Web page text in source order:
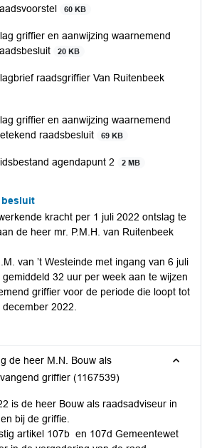
60 KB
griffier en aanwijzing waarnemend
20 KB
raadsgriffier Van Ruitenbeek
griffier en aanwijzing waarnemend
raadsbesluit
69 KB
agendapunt 2 2 MB
besluit
kracht per 1 juli 2022 ontslag te
de heer mr. P.M.H. van Ruitenbeek
van ’t Westeinde met ingang van 6 juli
32 uur per week aan te wijzen
griffier voor de periode die loopt tot
2022.
de heer M.N. Bouw als
griffier (1167539)
is de heer Bouw als raadsadviseur in
bij de griffie.
artikel 107b en 107d Gemeentewet